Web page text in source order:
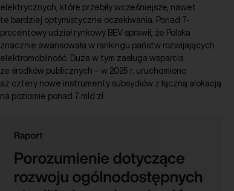
elektrycznych, które przebiły wcześniejsze, nawet
te bardziej optymistyczne oczekiwania. Ponad 7-
procentowy udział rynkowy BEV sprawił, że Polska
znacznie awansowała w rankingu państw rozwijających
elektromobilność. Duża w tym zasługa wsparcia
ze środków publicznych – w 2025 r. uruchomiono
aż cztery nowe instrumenty subsydiów z łączną alokacją
na poziomie ponad 7 mld zł.